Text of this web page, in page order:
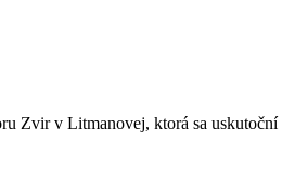
Zvir v Litmanovej, ktorá sa uskutoční